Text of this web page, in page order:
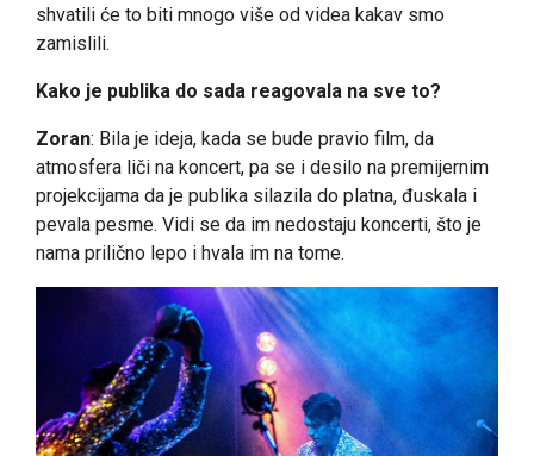
shvatili će to biti mnogo više od videa kakav smo
zamislili.
Kako je publika do sada reagovala na sve to?
Zoran: Bila je ideja, kada se bude pravio film, da
atmosfera liči na koncert, pa se i desilo na premijernim
projekcijama da je publika silazila do platna, đuskala i
pevala pesme. Vidi se da im nedostaju koncerti, što je
nama prilično lepo i hvala im na tome.